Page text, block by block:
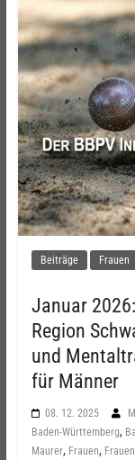
Beiträge Frauen
Januar
Region
und
für Männer
08. 12. 2025
Baden-Württemberg,
Maurer, Frauen,